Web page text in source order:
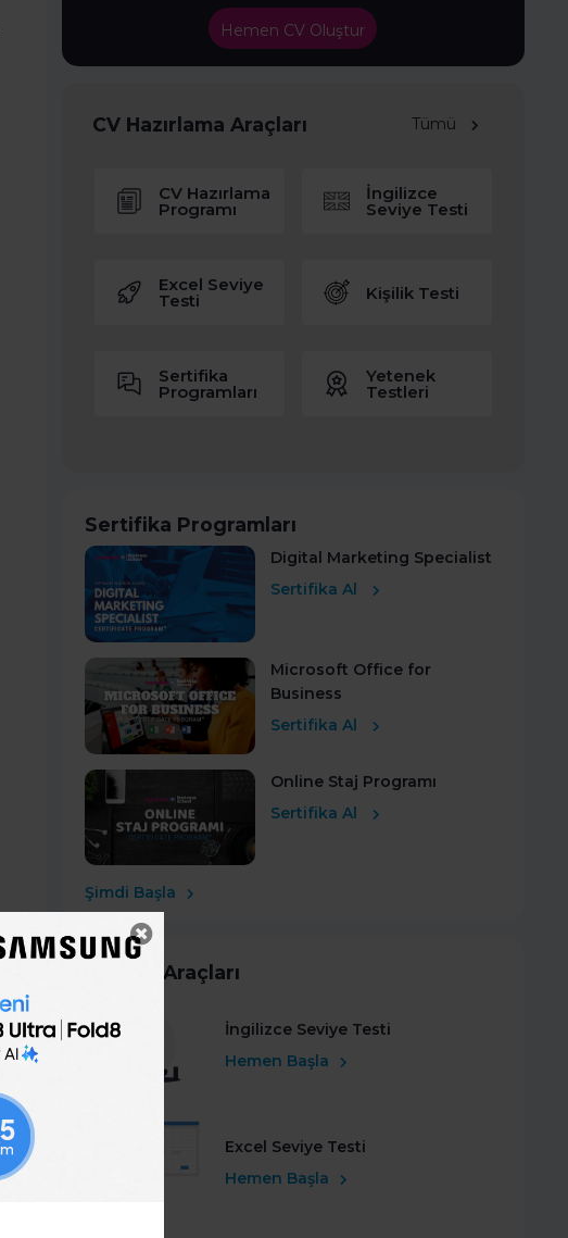
Hemen CV Oluştur
CV Hazırlama Araçları Tümü
CV Hazırlama
Programı
İngilizce
Seviye Testi
Excel Seviye
Testi Kişilik Testi
Sertifika
Programları
Yetenek
Testleri
Sertifika Programları
Digital Marketing Specialist
Sertifika Al
Microsoft Office for
Business
Sertifika Al
Online Staj Programı
Sertifika Al
Şimdi Başla
Kariyer Araçları
İngilizce Seviye Testi
Hemen Başla
Excel Seviye Testi
Hemen Başla